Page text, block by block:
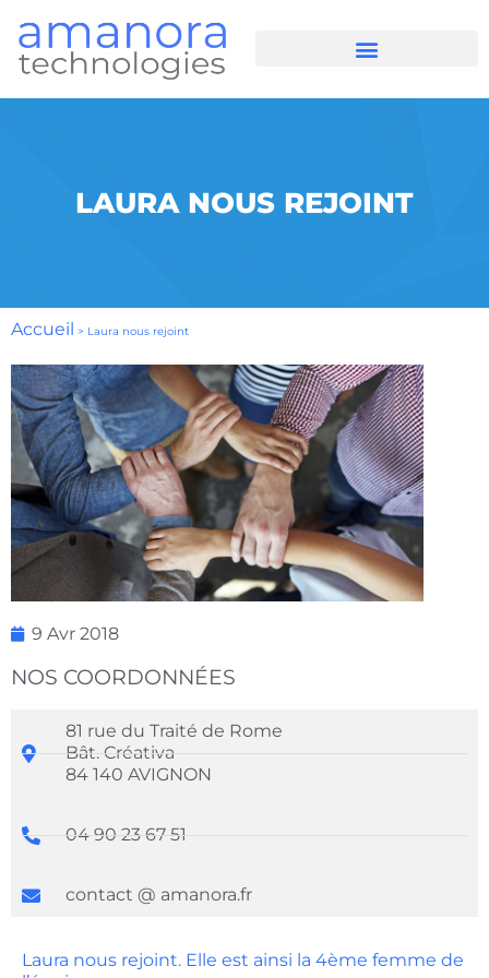
LAURA NOUS REJOINT
Accueil > Laura nous rejoint
9 Avr 2018
NOS COORDONNÉES
81 rue du Traité de Rome
Bât. Créativa
84 140 AVIGNON
04 90 23 67 51
contact @ amanora.fr
Laura nous rejoint. Elle est ainsi la 4ème femme de